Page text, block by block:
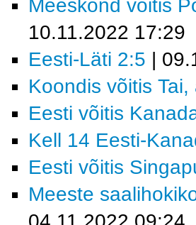
Meeskond võitis
10.11.2022 17:29
Eesti-Läti 2:5 |
Koondis võitis
Eesti võitis
Kell 14 Eesti-
Eesti võitis
Meeste